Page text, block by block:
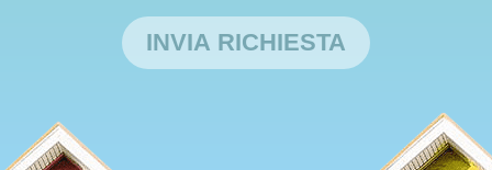
INVIA RICHIESTA